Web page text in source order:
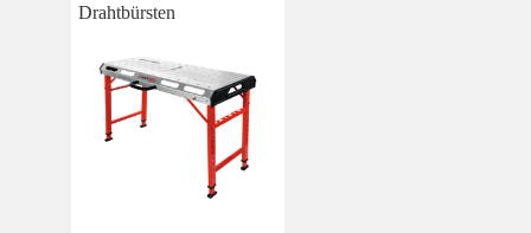
Drahtbürsten